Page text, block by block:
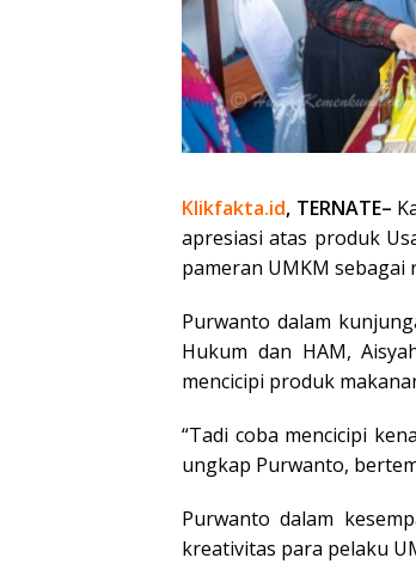
Klikfakta.id, TERNATE–
apresiasi atas produk
pameran UMKM sebagai
Purwanto dalam
Hukum dan HAM,
mencicipi produk
“Tadi coba mencicipi
ungkap Purwanto,
Purwanto dalam
kreativitas para pelaku